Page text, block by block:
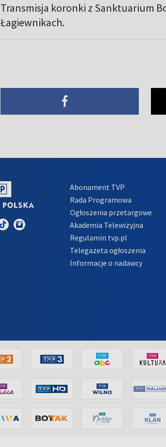
Transmisja koronki z Sanktuarium
Łagiewnikach.
Abonament TVP
Rada Programowa
Ogłoszenia przetargowe
Akademia Telewizyjna
Regulamin tvp.pl
Telegazeta ogłoszenia
Informacje o nadawcy